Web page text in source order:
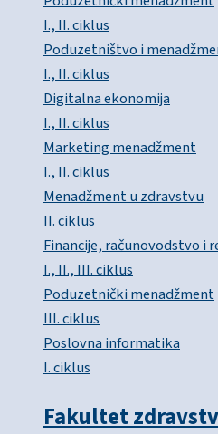
I., II. ciklus
Poduzetništvo i
I., II. ciklus
Digitalna ekonomija
I., II. ciklus
Marketing menadžment
I., II. ciklus
Menadžment u zdravstvu
II. ciklus
Financije, računovodstvo i
I., II., III. ciklus
Poduzetnički menadžment
III. ciklus
Poslovna informatika
I. ciklus
Fakultet